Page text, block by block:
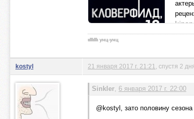
ιιlllιlllι унц-унц
kostyl 21 января 2017 г. 21:21 , спустя 2
Sinkler, 6 января 2017 г. 22:00
@kostyl, зато половину